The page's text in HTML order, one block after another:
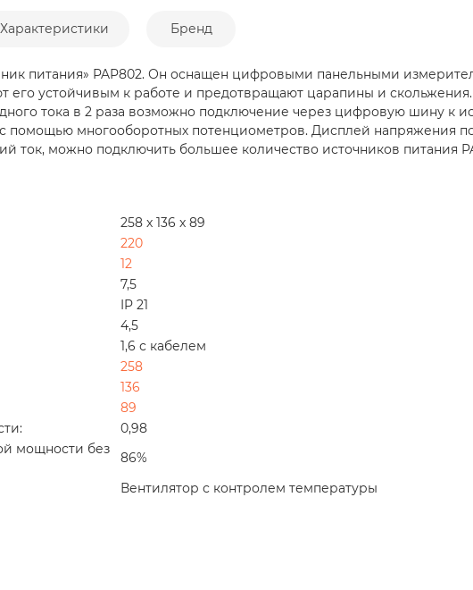
Характеристики Бренд
питания» PAP802. Он оснащен цифровыми панельными
его устойчивым к работе и предотвращают царапины и скольжения.
тока в 2 раза возможно подключение через цифровую шину к
помощью многооборотных потенциометров. Дисплей напряжения
ток, можно подключить большее количество источников питания
258 x 136 x 89
220
12
7,5
IP 21
4,5
1,6 с кабелем
258
136
89
0,98
мощности без
86%
Вентилятор с контролем температуры